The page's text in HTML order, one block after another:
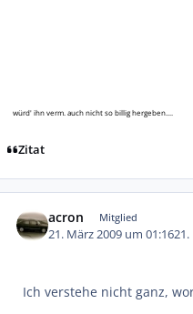
würd' ihn verm. auch nicht so billig hergeben....
Zitat
acron Mitglied
21. März 2009 um 01:1621.
Ich verstehe nicht ganz,